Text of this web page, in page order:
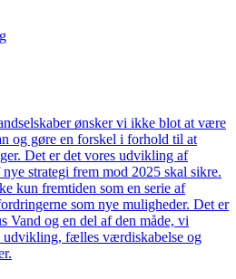
ønsker vi ikke blot at være
og gøre en forskel i forhold til at
Det er det vores udvikling af
strategi frem mod 2025 skal sikre.
kun fremtiden som en serie af
som nye muligheder. Det er
Vand og en del af den måde, vi
udvikling, fælles værdiskabelse og